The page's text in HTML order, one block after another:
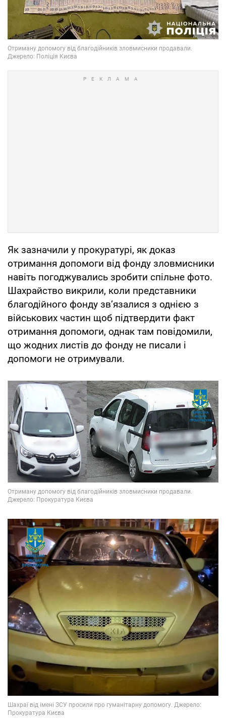
Як зазначили у прокуратурі, як доказ
отримання допомоги від фонду зловмисники
навіть погоджувались зробити спільне фото.
Шахрайство викрили, коли представники
благодійного фонду зв’язалися з однією з
військових частин щоб підтвердити факт
отримання допомоги, однак там повідомили,
що жодних листів до фонду не писали і
допомоги не отримували.